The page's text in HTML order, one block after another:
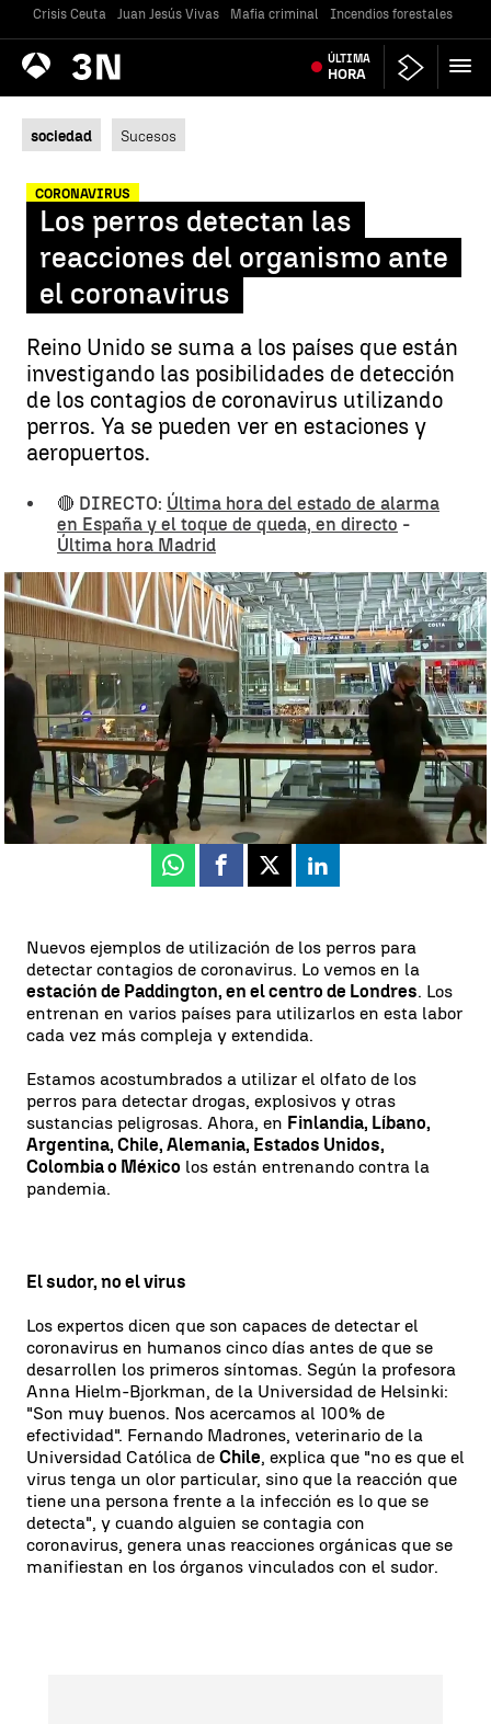
Crisis Ceuta Juan Jesús Vivas Mafia criminal Incendios forestales
Antena
3 Noticias ÚLTIMA
HORA
sociedad Sucesos
CORONAVIRUS
Los perros detectan las
reacciones del organismo ante
el coronavirus
Reino Unido se suma a los países que están
investigando las posibilidades de detección
de los contagios de coronavirus utilizando
perros. Ya se pueden ver en estaciones y
aeropuertos.
🔴 DIRECTO: Última hora del estado de alarma
en España y el toque de queda, en directo -
Última hora Madrid
Los perros detectan las reacciones del organismo ante el
coronavirus |Los perros detectan las reacciones del organismo
ante el coronavirus
Antena 3 Noticias
Actualizado:28 de octubre de 2020, 12:11
Publicado:28 de octubre de 2020, 08:31
Whatsapp
Facebook
X Linkedin
Nuevos ejemplos de utilización de los perros para
detectar contagios de coronavirus. Lo vemos en la
estación de Paddington, en el centro de Londres. Los
entrenan en varios países para utilizarlos en esta labor
cada vez más compleja y extendida.
Estamos acostumbrados a utilizar el olfato de los
perros para detectar drogas, explosivos y otras
sustancias peligrosas. Ahora, en Finlandia, Líbano,
Argentina, Chile, Alemania, Estados Unidos,
Colombia o México los están entrenando contra la
pandemia.
El sudor, no el virus
Los expertos dicen que son capaces de detectar el
coronavirus en humanos cinco días antes de que se
desarrollen los primeros síntomas. Según la profesora
Anna Hielm-Bjorkman, de la Universidad de Helsinki:
"Son muy buenos. Nos acercamos al 100% de
efectividad". Fernando Madrones, veterinario de la
Universidad Católica de Chile, explica que "no es que el
virus tenga un olor particular, sino que la reacción que
tiene una persona frente a la infección es lo que se
detecta", y cuando alguien se contagia con
coronavirus, genera unas reacciones orgánicas que se
manifiestan en los órganos vinculados con el sudor.